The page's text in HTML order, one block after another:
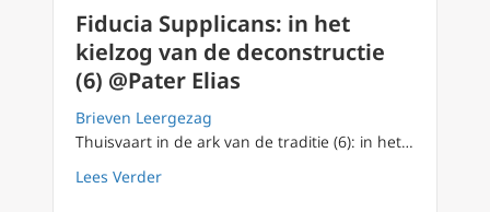
Fiducia Supplicans: in het
kielzog van de deconstructie
(6) @Pater Elias
Brieven Leergezag
Thuisvaart in de ark van de traditie (6): in het…
Lees Verderabout Fiducia Supplicans: in het kielzog van